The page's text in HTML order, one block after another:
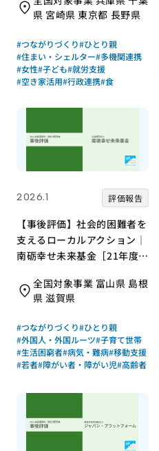
県 宮崎県 東京都 長野県
#つながりづくり#ひとり親
#住まい・シェルター#多機関連携
#女性#子ども#就労支援
#空き家活用#行政連携#食
2026.1 評価報告
【事後評価】社会的困難者を
支えるローカルアクション｜
南砺幸せ未来基金［21年度通
全国対象事業 富山県 島根
県 滋賀県
#つながりづくり#ひとり親
#外国人・外国ルーツ#子育て世帯
#生活困窮者#病気・難病#移動支援
#若者#障がい者・障がい児#高齢者